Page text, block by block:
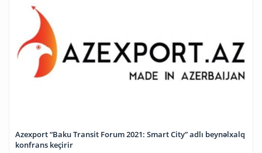
Azexport “Baku Transit Forum 2021: Smart City” adlı beynəlxalq
konfrans keçirir